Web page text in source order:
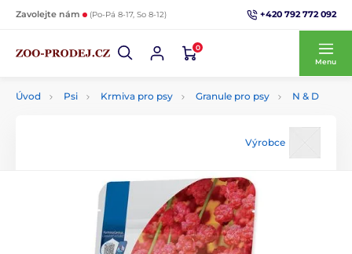
Zavolejte nám (Po-Pá 8-17, So 8-12) +420 792 772 092
0
Menu
Úvod Psi Krmiva pro psy Granule pro psy N & D
Výrobce